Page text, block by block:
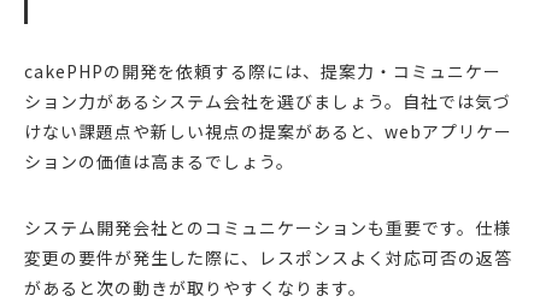
cakePHPの開発を依頼する際には、提案力・コミュニケー
ション力があるシステム会社を選びましょう。自社では気づ
けない課題点や新しい視点の提案があると、webアプリケー
ションの価値は高まるでしょう。
システム開発会社とのコミュニケーションも重要です。仕様
変更の要件が発生した際に、レスポンスよく対応可否の返答
があると次の動きが取りやすくなります。